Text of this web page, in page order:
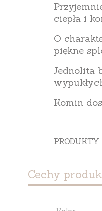
ciepła i
O
piękne
Jednolita
Komin
Cechy